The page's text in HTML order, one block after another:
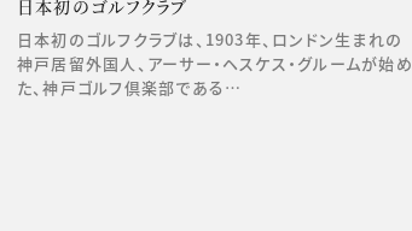
日本初のゴルフクラブ
日本初のゴルフクラブは、1903年、ロンドン生まれの
神戸居留外国人、アーサー・ヘスケス・グルームが始め
た、神戸ゴルフ倶楽部である…